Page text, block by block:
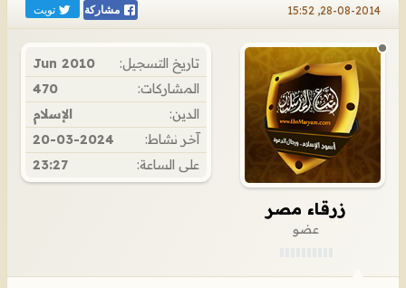
28-08-2014, 15:52 مشاركة تويت
زرقاء مصر
عضو
تاريخ التسجيل:
Jun 2010
المشاركات:
470
الدين:
الإسلام
آخر نشاط:
20-03-2024
على الساعة:
23:27